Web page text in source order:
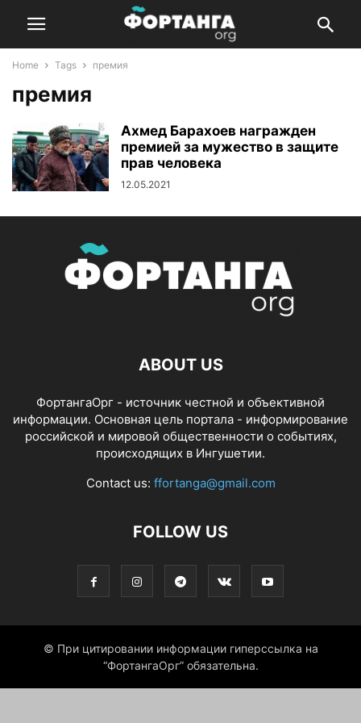
Home Tags премия
премия
Ахмед Барахоев награжден
премией за мужество в защите
прав человека
12.05.2021
ABOUT US
ФортангаОрг - источник честной и объективной
информации. Основная цель портала - информирование
российской и мировой общественности о событиях,
происходящих в Ингушетии.
Contact us: ffortanga@gmail.com
FOLLOW US
© При цитировании информации гиперссылка на
“ФортангаОрг” обязательна.